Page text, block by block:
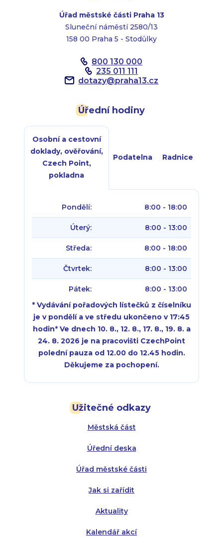
Úřad městské části Praha 13
Sluneční náměstí 2580/13
158 00 Praha 5 - Stodůlky
800 130 000
235 011 111
dotazy@praha13.cz
Užitečné odkazy
Městská část
Úřední deska
Úřad městské části
Jak si zařídit
Aktuality
Kalendář akcí
Úřední hodiny
Osobní a cestovní
doklady, ověřování,
Czech Point,
pokladna
Podatelna Radnice
Pondělí: 8:00 - 18:00
Úterý: 8:00 - 13:00
Středa: 8:00 - 18:00
Čtvrtek: 8:00 - 13:00
Pátek:
8:00 - 13:00
* Vydávání pořadových lístečků z číselníku
je v pondělí a ve středu ukončeno v 17:45
hodin* Ve dnech 10. 8., 12. 8., 17. 8., 19. 8. a
24. 8. 2026 je na pracovišti CzechPoint
polední pauza od 12.00 do 12.45 hodin.
Děkujeme za pochopení.
Úterý:
Středa:
Čtvrtek:
Pátek:
Úterý:
Středa:
Čtvrtek: